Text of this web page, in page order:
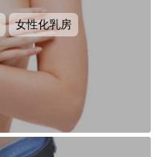
女性化乳房